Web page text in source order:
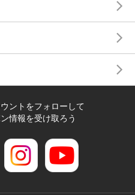
ントをフォローして
情報を受け取ろう